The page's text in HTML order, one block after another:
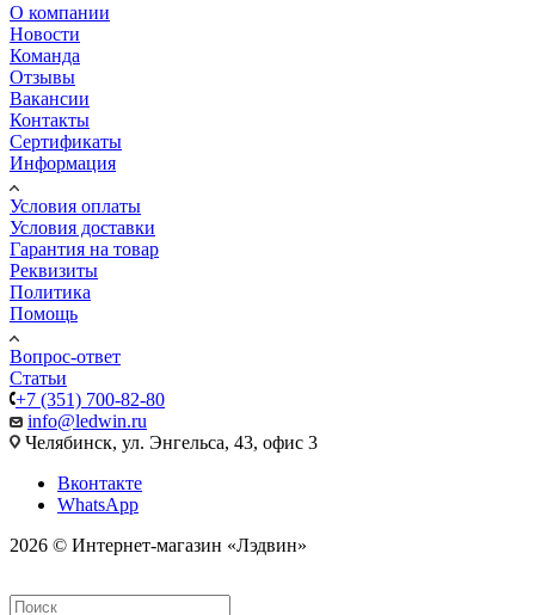
О компании
Новости
Команда
Отзывы
Вакансии
Контакты
Сертификаты
Информация
Условия оплаты
Условия доставки
Гарантия на товар
Реквизиты
Политика
Помощь
Вопрос-ответ
Статьи
+7 (351) 700-82-80
info@ledwin.ru
Челябинск, ул. Энгельса, 43, офис 3
Вконтакте
WhatsApp
2026 © Интернет-магазин «Лэдвин»